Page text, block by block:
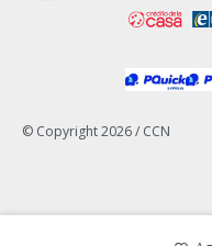
© Copyright 2026 / CCN